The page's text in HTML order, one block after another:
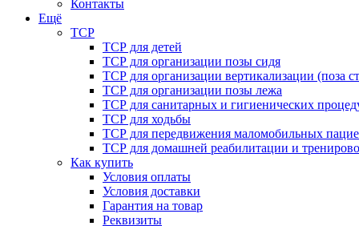
Контакты
Ещё
ТСР
ТСР для детей
ТСР для организации позы сидя
ТСР для организации вертикализации (поза
ТСР для организации позы лежа
ТСР для санитарных и гигиенических
ТСР для ходьбы
ТСР для передвижения маломобильных
ТСР для домашней реабилитации и
Как купить
Условия оплаты
Условия доставки
Гарантия на товар
Реквизиты